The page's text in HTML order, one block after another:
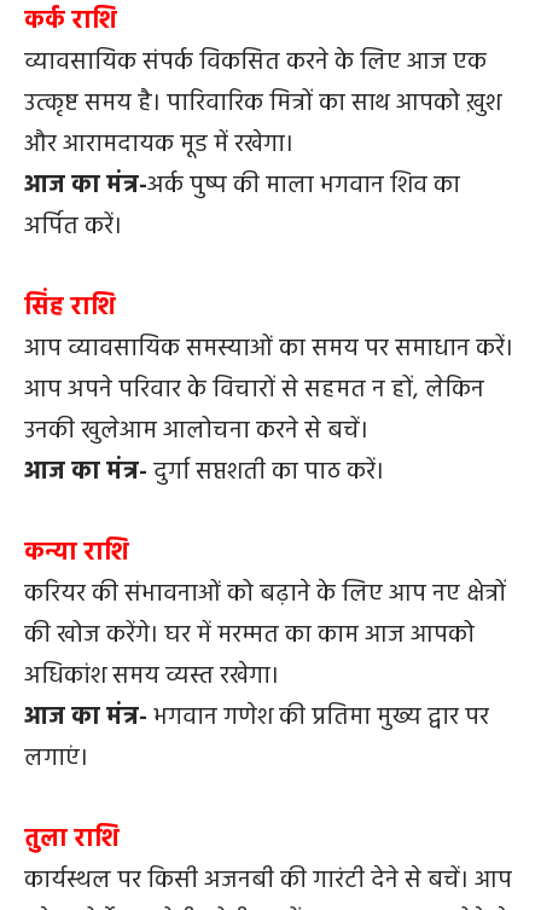
कर्क राशि
व्यावसायिक संपर्क विकसित करने के लिए आज एक
उत्कृष्ट समय है। पारिवारिक मित्रों का साथ आपको ख़ुश
और आरामदायक मूड में रखेगा।
आज का मंत्र-अर्क पुष्प की माला भगवान शिव का
अर्पित करें।
सिंह राशि
आप व्यावसायिक समस्याओं का समय पर समाधान करें।
आप अपने परिवार के विचारों से सहमत न हों, लेकिन
उनकी खुलेआम आलोचना करने से बचें।
आज का मंत्र-दुर्गा सप्तशती का पाठ करें।
कन्या राशि
करियर की संभावनाओं को बढ़ाने के लिए आप नए क्षेत्रों
की खोज करेंगे। घर में मरम्मत का काम आज आपको
अधिकांश समय व्यस्त रखेगा।
आज का मंत्र-भगवान गणेश की प्रतिमा मुख्य द्वार पर
लगाएं।
तुला राशि
कार्यस्थल पर किसी अजनबी की गारंटी देने से बचें। आप